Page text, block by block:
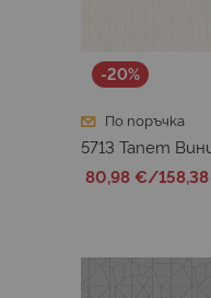
-20%
По поръчка
5713 Тапет
80,98 €/